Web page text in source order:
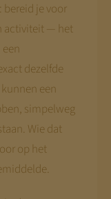
bereid je voor
activiteit — het
dezelfde
een
simpelweg
Wie dat
op het